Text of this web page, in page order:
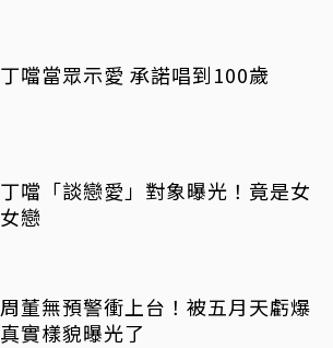
丁噹當眾示愛 承諾唱到100歲
丁噹「談戀愛」對象曝光！竟是女
女戀
周董無預警衝上台！被五月天虧爆
真實樣貌曝光了